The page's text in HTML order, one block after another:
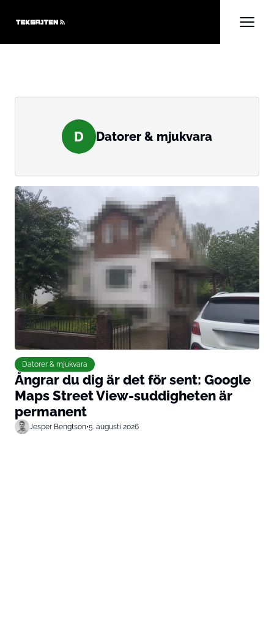
D Datorer & mjukvara
Datorer & mjukvara
Ångrar du dig är det för sent: Google
Maps Street View-suddigheten är
permanent
Jesper Bengtson•5. augusti 2026